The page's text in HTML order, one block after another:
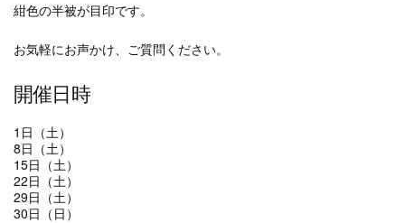
紺色の半被が目印です。
お気軽にお声かけ、ご質問ください。
開催日時
1日（土）
8日（土）
15日（土）
22日（土）
29日（土）
30日（日）